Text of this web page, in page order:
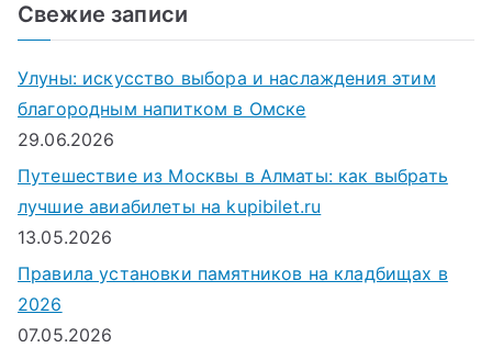
Свежие записи
Улуны: искусство выбора и наслаждения этим
благородным напитком в Омске
29.06.2026
Путешествие из Москвы в Алматы: как выбрать
лучшие авиабилеты на kupibilet.ru
13.05.2026
Правила установки памятников на кладбищах в
2026
07.05.2026